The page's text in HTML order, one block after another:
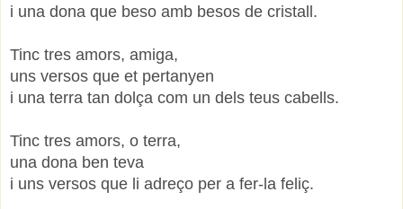
i una dona que beso amb besos de cristall.
Tinc tres amors, amiga,
uns versos que et pertanyen
i una terra tan dolça com un dels teus cabells.
Tinc tres amors, o terra,
una dona ben teva
i uns versos que li adreço per a fer-la feliç.